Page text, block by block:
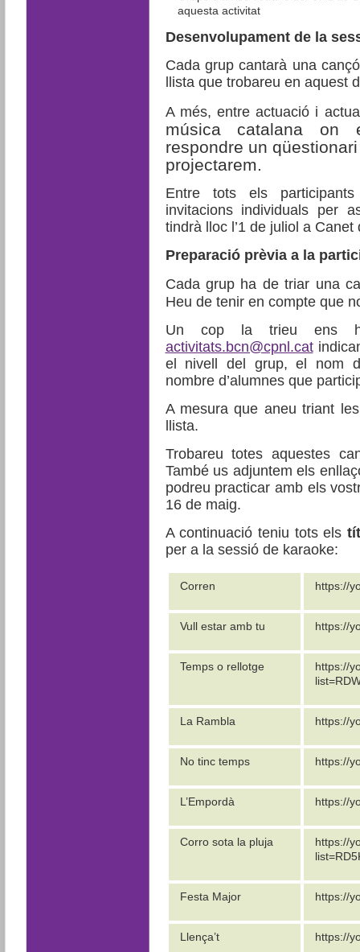
aquesta activitat
Desenvolupament de la
Cada grup cantarà una
llista que trobareu en aquest
A més, entre actuació i
música catalana on
respondre un
projectarem.
Entre tots els
invitacions individuals per
tindrà lloc l’1 de juliol a Canet
Preparació prèvia a la
Cada grup ha de triar una
Heu de tenir en compte que
Un cop la trieu ens
activitats.bcn@cpnl.cat
el nivell del grup, el nom
nombre d’alumnes que
A mesura que aneu triant
llista.
Trobareu totes aquestes
També us adjuntem els
podreu practicar amb els
16 de maig.
A continuació teniu tots els
per a la sessió de karaoke:
Corren https://
Vull estar amb tu https://
Temps o rellotge
https://
La Rambla https://
No tinc temps https://
L’Empordà https://
Corro sota la pluja
https://
Festa Major https://
Llença’t https://